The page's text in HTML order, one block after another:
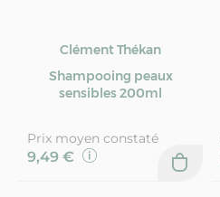
Clément Thékan
Shampooing peaux
sensibles 200ml
Prix moyen constaté
9,49 €